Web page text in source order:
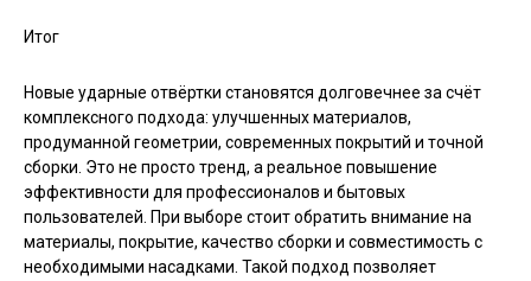
Итог
Новые ударные отвёртки становятся долговечнее за счёт
комплексного подхода: улучшенных материалов,
продуманной геометрии, современных покрытий и точной
сборки. Это не просто тренд, а реальное повышение
эффективности для профессионалов и бытовых
пользователей. При выборе стоит обратить внимание на
материалы, покрытие, качество сборки и совместимость с
необходимыми насадками. Такой подход позволяет